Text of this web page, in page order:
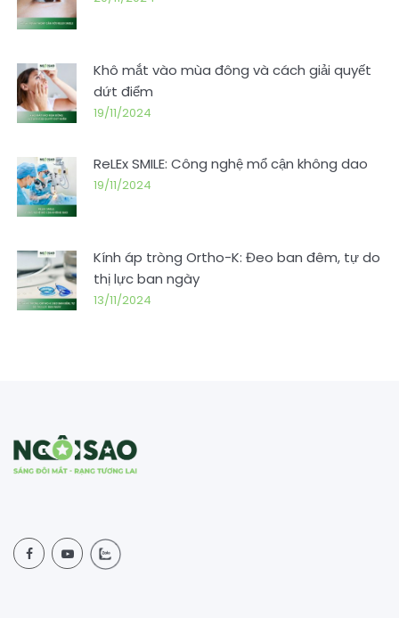
Khô mắt vào mùa đông và cách giải quyết
dứt điểm
19/11/2024
ReLEx SMILE: Công nghệ mổ cận không dao
19/11/2024
Kính áp tròng Ortho-K: Đeo ban đêm, tự do
thị lực ban ngày
13/11/2024